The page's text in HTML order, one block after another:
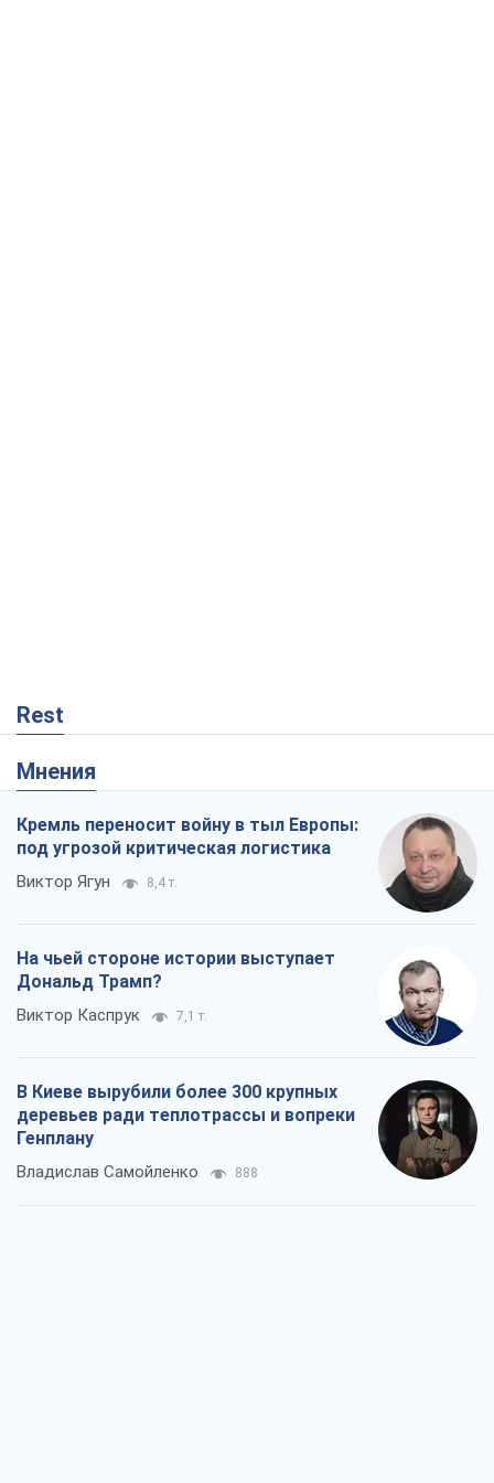
Rest
Мнения
Кремль переносит войну в тыл Европы:
под угрозой критическая логистика
Виктор Ягун 8,4 т.
На чьей стороне истории выступает
Дональд Трамп?
Виктор Каспрук 7,1 т.
В Киеве вырубили более 300 крупных
деревьев ради теплотрассы и вопреки
Генплану
Владислав Самойленко 888